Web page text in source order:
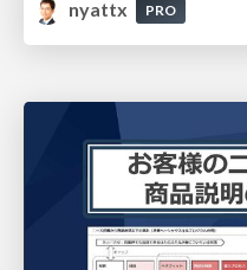
nyattx
PRO